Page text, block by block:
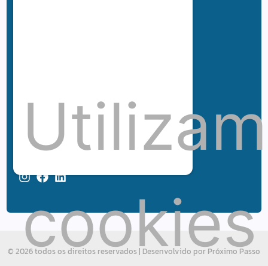
Hubnexxo
Tidelli
© 2026 todos os direitos reservados | Desenvolvido por Próximo Passo
cookies